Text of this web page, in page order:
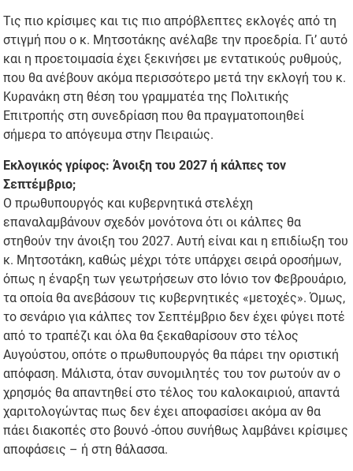
Τις πιο κρίσιμες και τις πιο απρόβλεπτες εκλογές από τη
στιγμή που ο κ. Μητσοτάκης ανέλαβε την προεδρία. Γι’ αυτό
και η προετοιμασία έχει ξεκινήσει με εντατικούς ρυθμούς,
που θα ανέβουν ακόμα περισσότερο μετά την εκλογή του κ.
Κυρανάκη στη θέση του γραμματέα της Πολιτικής
Επιτροπής στη συνεδρίαση που θα πραγματοποιηθεί
σήμερα το απόγευμα στην Πειραιώς.
Εκλογικός γρίφος: Άνοιξη του 2027 ή κάλπες τον
Σεπτέμβριο;
Ο πρωθυπουργός και κυβερνητικά στελέχη
επαναλαμβάνουν σχεδόν μονότονα ότι οι κάλπες θα
στηθούν την άνοιξη του 2027. Αυτή είναι και η επιδίωξη του
κ. Μητσοτάκη, καθώς μέχρι τότε υπάρχει σειρά οροσήμων,
όπως η έναρξη των γεωτρήσεων στο Ιόνιο τον Φεβρουάριο,
τα οποία θα ανεβάσουν τις κυβερνητικές «μετοχές». Όμως,
το σενάριο για κάλπες τον Σεπτέμβριο δεν έχει φύγει ποτέ
από το τραπέζι και όλα θα ξεκαθαρίσουν στο τέλος
Αυγούστου, οπότε ο πρωθυπουργός θα πάρει την οριστική
απόφαση. Μάλιστα, όταν συνομιλητές του τον ρωτούν αν ο
χρησμός θα απαντηθεί στο τέλος του καλοκαιριού, απαντά
χαριτολογώντας πως δεν έχει αποφασίσει ακόμα αν θα
πάει διακοπές στο βουνό -όπου συνήθως λαμβάνει κρίσιμες
αποφάσεις – ή στη θάλασσα.